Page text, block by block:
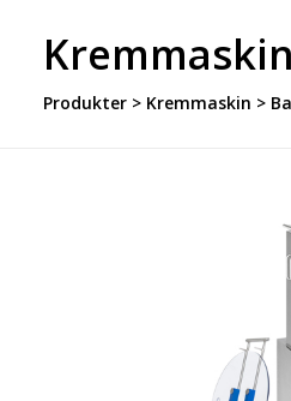
Kremmaskin
Produkter> Kremmaskin >